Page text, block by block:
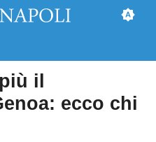
il
ecco chi